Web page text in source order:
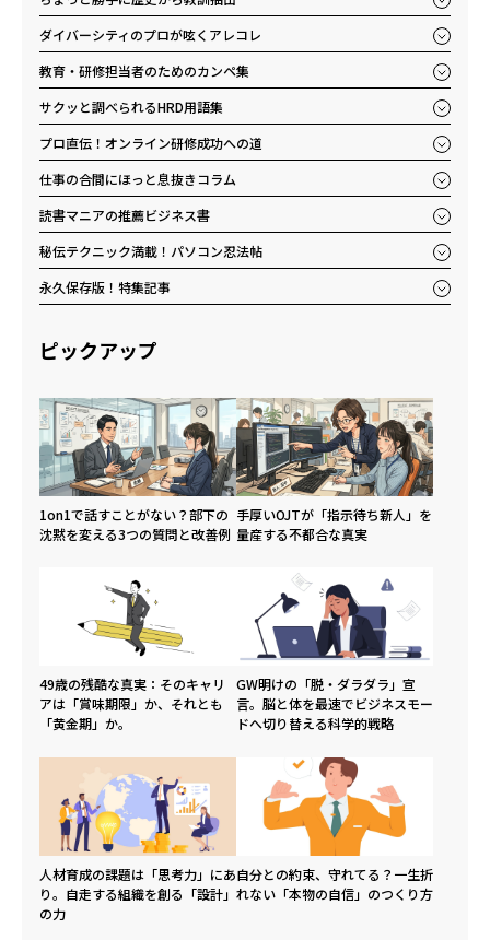
ダイバーシティのプロが呟くアレコレ
教育・研修担当者のためのカンペ集
サクッと調べられるHRD用語集
プロ直伝！オンライン研修成功への道
仕事の合間にほっと息抜きコラム
読書マニアの推薦ビジネス書
秘伝テクニック満載！パソコン忍法帖
永久保存版！特集記事
ピックアップ
1on1で話すことがない？部下の
沈黙を変える3つの質問と改善例
手厚いOJTが「指示待ち新人」を
量産する不都合な真実
49歳の残酷な真実：そのキャリ
アは「賞味期限」か、それとも
「黄金期」か。
GW明けの「脱・ダラダラ」宣
言。脳と体を最速でビジネスモー
ドへ切り替える科学的戦略
人材育成の課題は「思考力」にあ
り。自走する組織を創る「設計」
の力
自分との約束、守れてる？一生折
れない「本物の自信」のつくり方